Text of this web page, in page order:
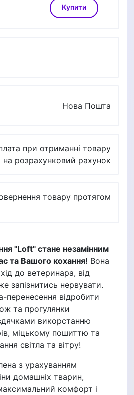
Купити
Нова Пошта
при отриманні товару
на розрахунковий рахунок
товару протягом
"Loft" стане незамінним
та Вашого кохання! Вона
до ветеринара, від
запізнитись нервувати.
відробити
та прогулянки
викорстанню
міцькому пошиттю та
світла та вітру!
з урахуванням
домашніх тварин,
комфорт і